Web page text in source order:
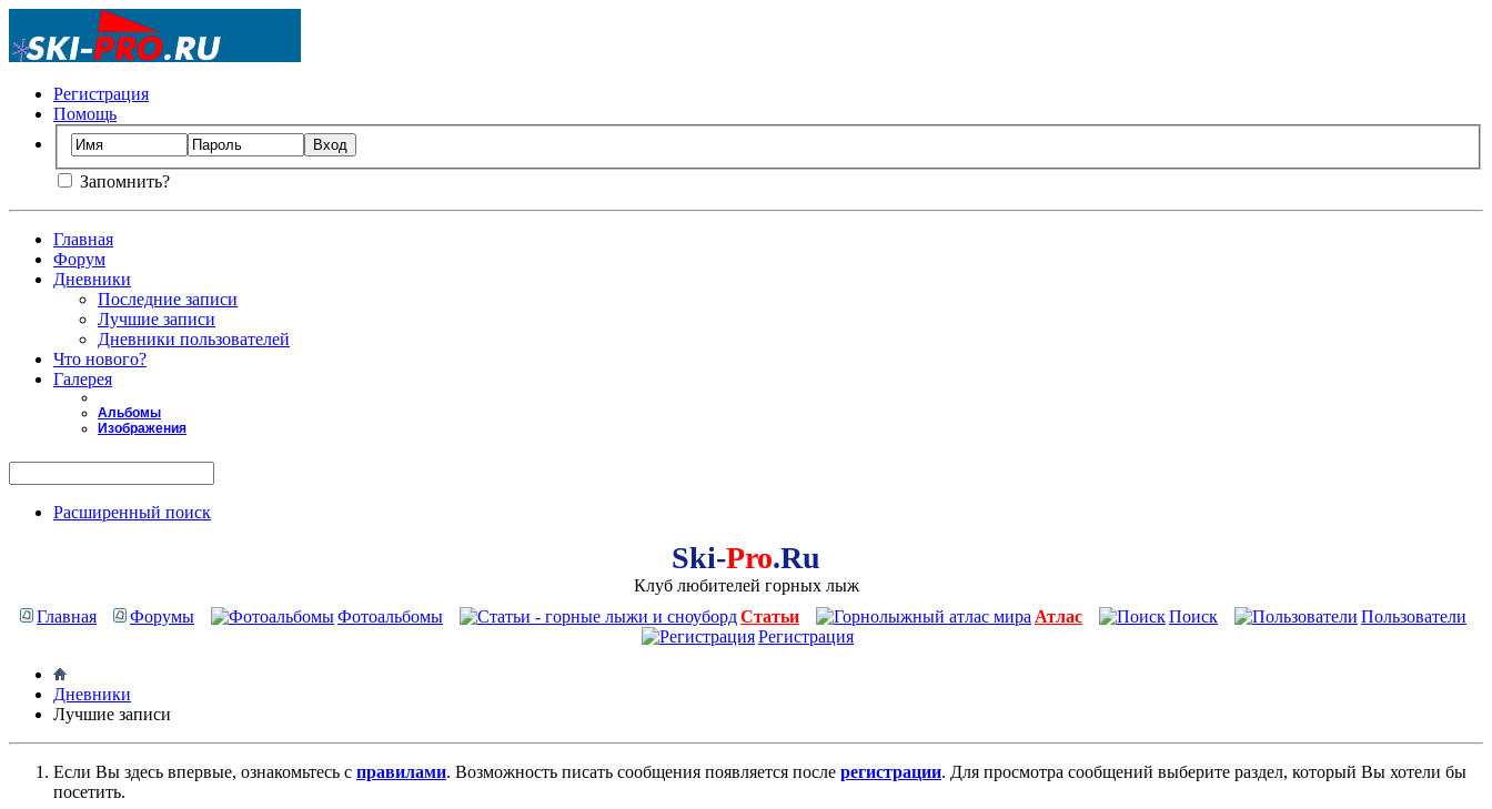
Регистрация
Помощь
Запомнить?
Главная
Форум
Дневники
Последние записи
Лучшие записи
Дневники пользователей
Что нового?
Галерея
Альбомы
Изображения
Расширенный поиск
Ski-Pro.Ru
Клуб любителей горных лыж
Главная
Форумы Фотоальбомы Статьи Атлас Поиск
Пользователи
Регистрация
Дневники
Лучшие записи
Если Вы здесь впервые, ознакомьтесь с правилами. Возможность писать сообщения появляется после регистрации. Для просмотра сообщений выберите раздел, который Вы хотели бы
посетить.